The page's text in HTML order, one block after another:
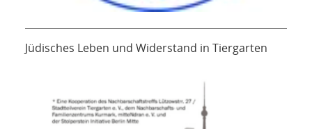
Jüdisches Leben und Widerstand in Tiergarten